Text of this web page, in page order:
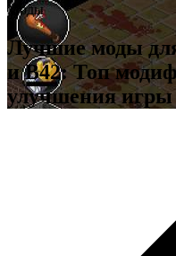
Моды
Лучшие моды
и B42: Топ
улучшения игры